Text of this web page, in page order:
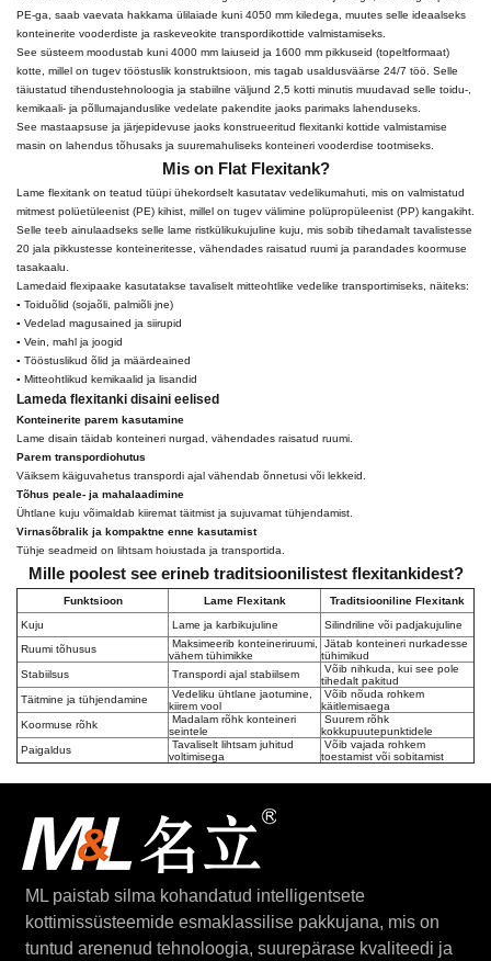
PE-ga, saab vaevata hakkama ülilaiade kuni 4050 mm kiledega, muutes selle ideaalseks
konteinerite vooderdiste ja raskeveokite transpordikottide valmistamiseks.
See süsteem moodustab kuni 4000 mm laiuseid ja 1600 mm pikkuseid (topeltformaat)
kotte, millel on tugev tööstuslik konstruktsioon, mis tagab usaldusväärse 24/7 töö. Selle
täiustatud tihendustehnoloogia ja stabiilne väljund 2,5 kotti minutis muudavad selle toidu-,
kemikaali- ja põllumajanduslike vedelate pakendite jaoks parimaks lahenduseks.
See mastaapsuse ja järjepidevuse jaoks konstrueeritud flexitanki kottide valmistamise
masin on lahendus tõhusaks ja suuremahuliseks konteineri vooderdise tootmiseks.
Mis on Flat Flexitank?
Lame flexitank on teatud tüüpi ühekordselt kasutatav vedelikumahuti, mis on valmistatud
mitmest polüetüleenist (PE) kihist, millel on tugev välimine polüpropüleenist (PP) kangakiht.
Selle teeb ainulaadseks selle lame ristkülikukujuline kuju, mis sobib tihedamalt tavalistesse
20 jala pikkustesse konteineritesse, vähendades raisatud ruumi ja parandades koormuse
tasakaalu.
Lamedaid flexipaake kasutatakse tavaliselt mitteohtlike vedelike transportimiseks, näiteks:
▪ Toiduõlid (sojaõli, palmiõli jne)
▪ Vedelad magusained ja siirupid
▪ Vein, mahl ja joogid
▪ Tööstuslikud õlid ja määrdeained
▪ Mitteohtlikud kemikaalid ja lisandid
Lameda flexitanki disaini eelised
Konteinerite parem kasutamine
Lame disain täidab konteineri nurgad, vähendades raisatud ruumi.
Parem transpordiohutus
Väiksem käiguvahetus transpordi ajal vähendab õnnetusi või lekkeid.
Tõhus peale- ja mahalaadimine
Ühtlane kuju võimaldab kiiremat täitmist ja sujuvamat tühjendamist.
Virnasõbralik ja kompaktne enne kasutamist
Tühje seadmeid on lihtsam hoiustada ja transportida.
Mille poolest see erineb traditsioonilistest flexitankidest?
Funktsioon Lame Flexitank
Traditsiooniline Flexitank
Kuju
Lame ja karbikujuline
Silindriline või padjakujuline
Ruumi tõhusus
Maksimeerib konteineriruumi,
vähem tühimikke
Jätab konteineri nurkadesse
tühimikud
Stabiilsus
Transpordi ajal stabiilsem
Võib nihkuda, kui see pole
tihedalt pakitud
Täitmine ja tühjendamine
Vedeliku ühtlane jaotumine,
kiirem vool
Võib nõuda rohkem
käitlemisaega
Koormuse rõhk
Madalam rõhk konteineri
seintele
Suurem rõhk
kokkupuutepunktidele
Paigaldus
Tavaliselt lihtsam juhitud
voltimisega
Võib vajada rohkem
toestamist või sobitamist
ML paistab silma kohandatud intelligentsete
kottimissüsteemide esmaklassilise pakkujana, mis on
tuntud arenenud tehnoloogia, suurepärase kvaliteedi ja